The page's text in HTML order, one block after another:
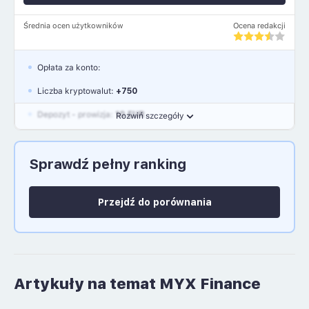
Średnia ocen użytkowników Ocena redakcji
Rozwiń szczegóły
Opłata za konto:
Liczba kryptowalut: +750
Depozyt - prowizja: 10 EUR
Język polski: NIE
Sprawdź pełny ranking
Przejdź do porównania
Artykuły na temat MYX Finance